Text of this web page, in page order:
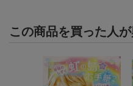
この商品を買った人